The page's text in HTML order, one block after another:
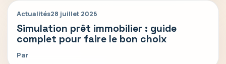
Actualités28 juillet 2026
Simulation prêt immobilier : guide
complet pour faire le bon choix
Par